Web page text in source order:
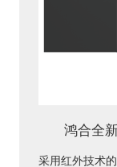
鸿合全
采用红外技术